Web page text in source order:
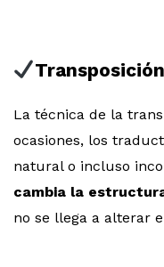
Transposición
La técnica de la
ocasiones, los
natural o incluso
cambia la
no se llega a alterar